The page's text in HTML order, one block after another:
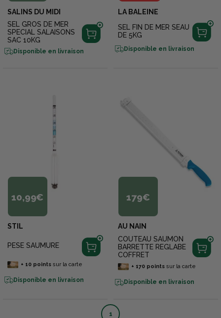
SALINS DU MIDI
SEL GROS DE MER
SPECIAL SALAISONS
SAC 10KG
Disponible en livraison
LA BALEINE
SEL FIN DE MER SEAU
DE 5KG
Disponible en livraison
10,99€
STIL
PESE SAUMURE
+ 10pointssur la carte
Disponible en livraison
179€
AU NAIN
COUTEAU SAUMON
BARRETTE REGLABE
COFFRET
+ 170pointssur la carte
Disponible en livraison
1